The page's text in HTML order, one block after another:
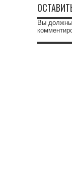
Вы